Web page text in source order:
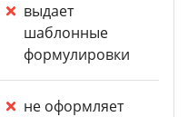
выдает
шаблонные
формулировки
не оформляет